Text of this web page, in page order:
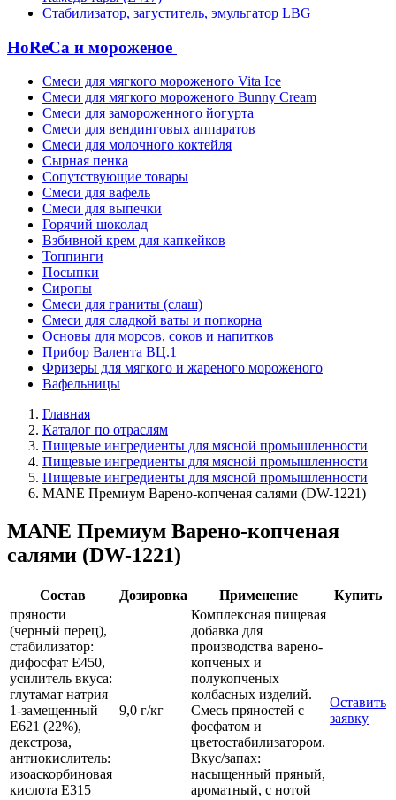
Стабилизатор, загуститель, эмульгатор LBG
HoReCa и мороженое
Смеси для мягкого мороженого Vita Ice
Смеси для мягкого мороженого Bunny Cream
Смеси для замороженного йогурта
Смеси для вендинговых аппаратов
Смеси для молочного коктейля
Сырная пенка
Сопутствующие товары
Смеси для вафель
Смеси для выпечки
Горячий шоколад
Взбивной крем для капкейков
Топпинги
Посыпки
Сиропы
Смеси для граниты (слаш)
Смеси для сладкой ваты и попкорна
Основы для морсов, соков и напитков
Прибор Валента ВЦ.1
Фризеры для мягкого и жареного мороженого
Вафельницы
Главная
Каталог по отраслям
Пищевые ингредиенты для мясной промышленности
Пищевые ингредиенты для мясной промышленности
Пищевые ингредиенты для мясной промышленности
MANE Премиум Варено-копченая салями (DW-1221)
MANE Премиум Варено-копченая
салями (DW-1221)
Состав Дозировка Применение
Купить
пряности
(черный перец),
стабилизатор:
дифосфат Е450,
усилитель вкуса:
глутамат натрия
1-замещенный
Е621 (22%),
декстроза,
антиокислитель:
изоаскорбиновая
кислота Е315
9,0 г/кг
Комплексная пищевая
добавка для
производства варено-
копченых и
полукопченых
колбасных изделий.
Смесь пряностей с
фосфатом и
цветостабилизатором.
Вкус/запах:
насыщенный пряный,
ароматный, с нотой
Оставить
заявку